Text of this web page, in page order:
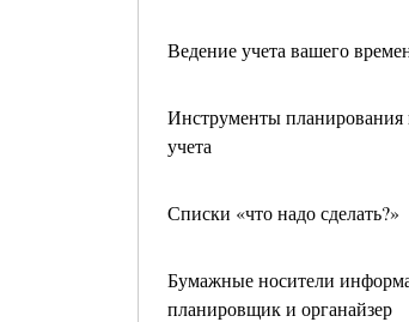
Ведение учета вашего
Инструменты планирования
учета
Списки «что надо сделать?»
Бумажные носители
планировщик и органайзер